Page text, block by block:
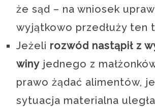
że sąd – na wniosek
wyjątkowo przedłuży ten
Jeżeli rozwód nastąpił z
winy jednego z
prawo żądać alimentów,
sytuacja materialna